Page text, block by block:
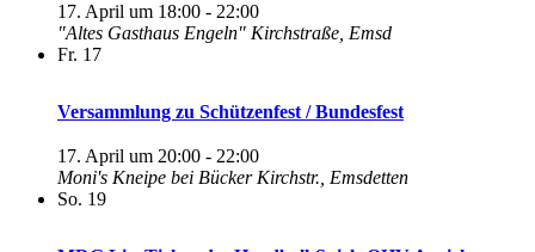
17. April um 18:00 - 22:00
"Altes Gasthaus Engeln" Kirchstraße, Emsd
Fr. 17
Versammlung zu Schützenfest / Bundesfest
17. April um 20:00 - 22:00
Moni's Kneipe bei Bücker Kirchstr., Emsdetten
So. 19